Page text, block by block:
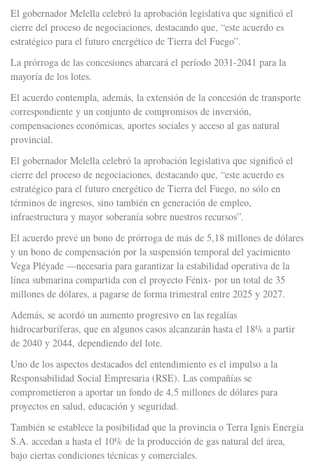
El gobernador Melella celebró la aprobación legislativa que significó el
cierre del proceso de negociaciones, destacando que, “este acuerdo es
estratégico para el futuro energético de Tierra del Fuego”.
La prórroga de las concesiones abarcará el período 2031-2041 para la
mayoría de los lotes.
El acuerdo contempla, además, la extensión de la concesión de transporte
correspondiente y un conjunto de compromisos de inversión,
compensaciones económicas, aportes sociales y acceso al gas natural
provincial.
El gobernador Melella celebró la aprobación legislativa que significó el
cierre del proceso de negociaciones, destacando que, “este acuerdo es
estratégico para el futuro energético de Tierra del Fuego, no sólo en
términos de ingresos, sino también en generación de empleo,
infraestructura y mayor soberanía sobre nuestros recursos”.
El acuerdo prevé un bono de prórroga de más de 5,18 millones de dólares
y un bono de compensación por la suspensión temporal del yacimiento
Vega Pléyade —necesaria para garantizar la estabilidad operativa de la
línea submarina compartida con el proyecto Fénix- por un total de 35
millones de dólares, a pagarse de forma trimestral entre 2025 y 2027.
Además, se acordó un aumento progresivo en las regalías
hidrocarburíferas, que en algunos casos alcanzarán hasta el 18% a partir
de 2040 y 2044, dependiendo del lote.
Uno de los aspectos destacados del entendimiento es el impulso a la
Responsabilidad Social Empresaria (RSE). Las compañías se
comprometieron a aportar un fondo de 4,5 millones de dólares para
proyectos en salud, educación y seguridad.
También se establece la posibilidad que la provincia o Terra Ignis Energía
S.A. accedan a hasta el 10% de la producción de gas natural del área,
bajo ciertas condiciones técnicas y comerciales.